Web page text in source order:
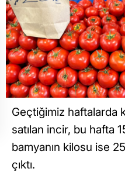
Geçtiğimiz haftalarda
satılan incir, bu hafta
bamyanın kilosu ise
çıktı.